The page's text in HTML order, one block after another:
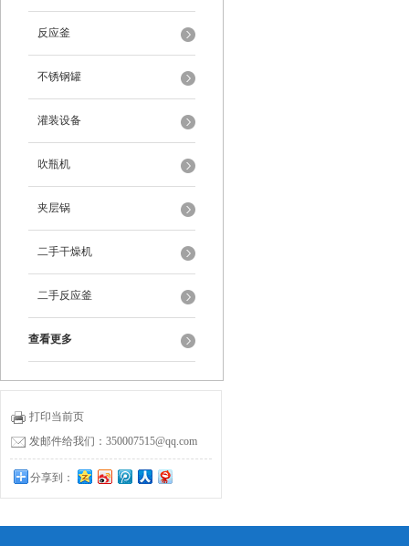
反应釜
不锈钢罐
灌装设备
吹瓶机
夹层锅
二手干燥机
二手反应釜
查看更多
打印当前页
发邮件给我们：350007515@qq.com
分享到：